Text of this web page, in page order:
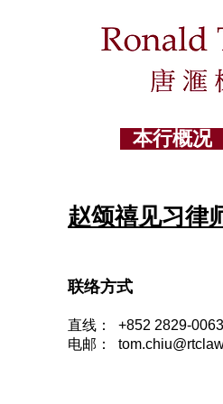
本行概况
赵颂禧见习律
联络方式
直线： +852 2829-0063
电邮： tom.